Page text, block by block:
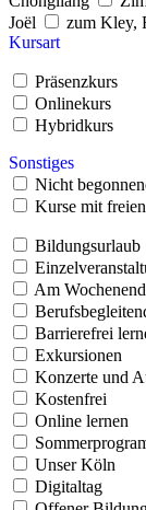
Joël
zum Kley,
Kursart
Präsenzkurs
Onlinekurs
Hybridkurs
Sonstiges
Nicht
Kurse mit
Bildungsurlaub
Am
Barrierefrei
Exkursionen
Konzerte und
Kostenfrei
Online lernen
Unser Köln
Digitaltag